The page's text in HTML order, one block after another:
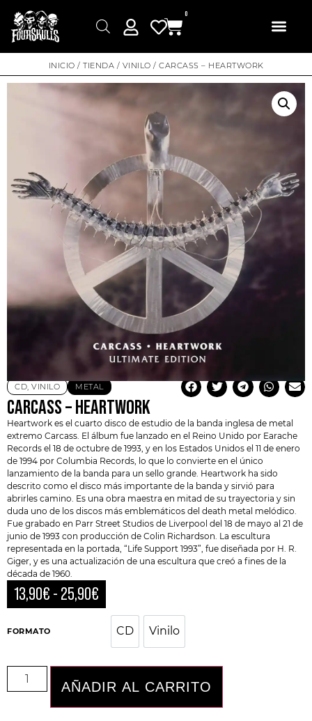
0
INICIO / TIENDA / VINILO / CARCASS – HEARTWORK
CD, VINILO METAL
CARCASS – HEARTWORK
Heartwork es el cuarto disco de estudio de la banda inglesa de metal
extremo Carcass. El álbum fue lanzado en el Reino Unido por Earache
Records el 18 de octubre de 1993, y en los Estados Unidos el 11 de enero
de 1994 por Columbia Records, lo que lo convierte en el único
lanzamiento de la banda para un sello grande. Heartwork ha sido
descrito como el disco más importante de la banda y sirvió para
abrirles camino. Es una obra maestra en mitad de su trayectoria y sin
duda uno de los discos más emblemáticos del death metal melódico.
Fue grabado en Parr Street Studios de Liverpool del 18 de mayo al 21 de
junio de 1993 con producción de Colin Richardson . La escultura
representada en la portada, “Life Support 1993”, fue diseñada por H. R.
Giger, y es una actualización de una escultura que creó a fines de la
década de 1960.
13,90€ - 25,90€
FORMATO CD Vinilo
AÑADIR AL CARRITO